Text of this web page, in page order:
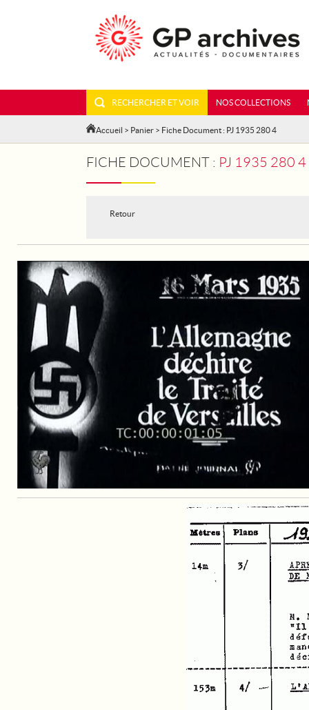
RECHERCHER ET VOIR NOS COLLECTIONS
Accueil > Panier > Fiche Document : PJ 1935 280 4
FICHE DOCUMENT : PJ 1935 280 4
Retour